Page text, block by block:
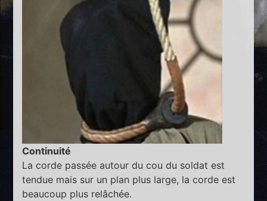
Continuité
La corde passée autour du cou du soldat est
tendue mais sur un plan plus large, la corde est
beaucoup plus relâchée.